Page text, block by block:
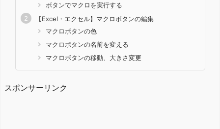
ボタンでマクロを実行する
【Excel・エクセル】マクロボタンの編集
マクロボタンの色
マクロボタンの名前を変える
マクロボタンの移動、大きさ変更
スポンサーリンク